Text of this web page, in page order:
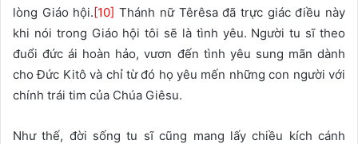
lòng Giáo hội.[10] Thánh nữ Têrêsa đã trực giác điều này
khi nói trong Giáo hội tôi sẽ là tình yêu. Người tu sĩ theo
đuổi đức ái hoàn hảo, vươn đến tình yêu sung mãn dành
cho Đức Kitô và chỉ từ đó họ yêu mến những con người với
chính trái tim của Chúa Giêsu.
Như thế, đời sống tu sĩ cũng mang lấy chiều kích cánh